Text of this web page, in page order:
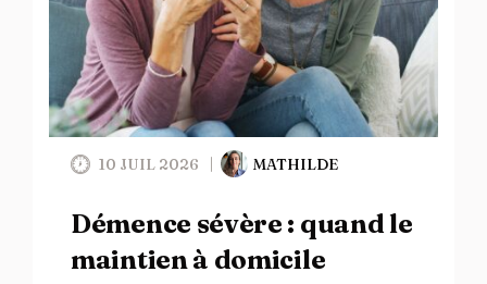
10 JUIL 2026 MATHILDE
Démence sévère : quand le
maintien à domicile